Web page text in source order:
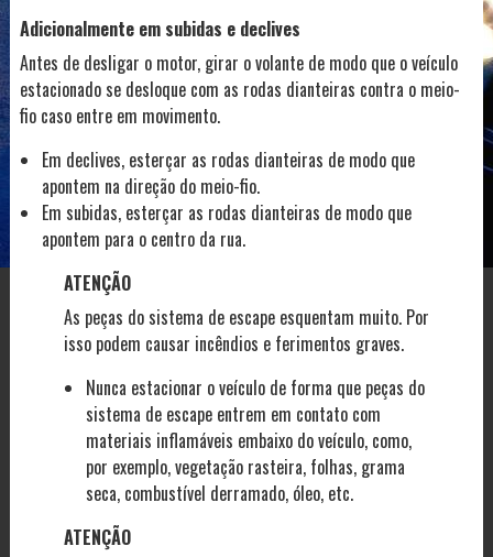
Adicionalmente em subidas e declives
Antes de desligar o motor, girar o volante de modo que o veículo
estacionado se desloque com as rodas dianteiras contra o meio-
fio caso entre em movimento.
Em declives, esterçar as rodas dianteiras de modo que
apontem na direção do meio-fio.
Em subidas, esterçar as rodas dianteiras de modo que
apontem para o centro da rua.
ATENÇÃO
As peças do sistema de escape esquentam muito. Por
isso podem causar incêndios e ferimentos graves.
Nunca estacionar o veículo de forma que peças do
sistema de escape entrem em contato com
materiais inflamáveis embaixo do veículo, como,
por exemplo, vegetação rasteira, folhas, grama
seca, combustível derramado, óleo, etc.
ATENÇÃO